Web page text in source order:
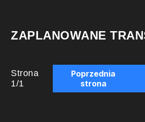
ZAPLANOWANE
Strona
1/1
Poprzednia
strona